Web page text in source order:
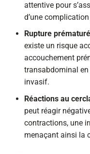
attentive pour
d’une
Rupture
existe un risque
accouchement
transabdominal
invasif.
Réactions au
peut réagir
contractions, une
menaçant ainsi la